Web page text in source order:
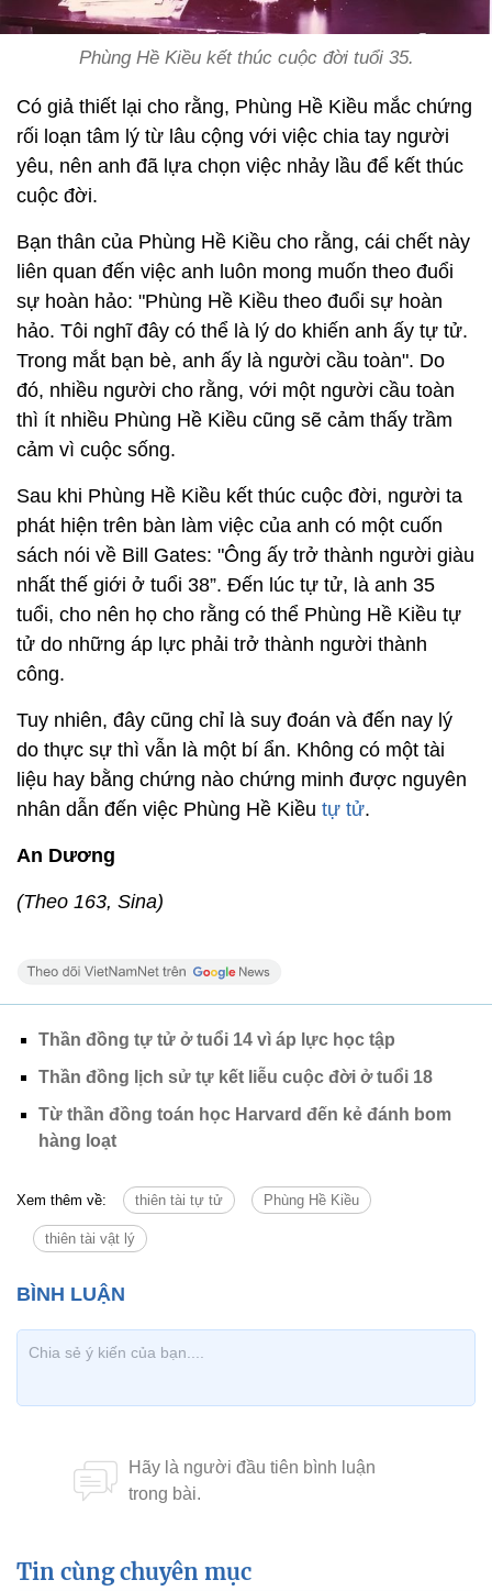
Phùng Hề Kiều kết thúc cuộc đời tuổi 35.
Có giả thiết lại cho rằng, Phùng Hề Kiều mắc chứng
rối loạn tâm lý từ lâu cộng với việc chia tay người
yêu, nên anh đã lựa chọn việc nhảy lầu để kết thúc
cuộc đời.
Bạn thân của Phùng Hề Kiều cho rằng, cái chết này
liên quan đến việc anh luôn mong muốn theo đuổi
sự hoàn hảo: "Phùng Hề Kiều theo đuổi sự hoàn
hảo. Tôi nghĩ đây có thể là lý do khiến anh ấy tự tử.
Trong mắt bạn bè, anh ấy là người cầu toàn". Do
đó, nhiều người cho rằng, với một người cầu toàn
thì ít nhiều Phùng Hề Kiều cũng sẽ cảm thấy trầm
cảm vì cuộc sống.
Sau khi Phùng Hề Kiều kết thúc cuộc đời, người ta
phát hiện trên bàn làm việc của anh có một cuốn
sách nói về Bill Gates: "Ông ấy trở thành người giàu
nhất thế giới ở tuổi 38”. Đến lúc tự tử, là anh 35
tuổi, cho nên họ cho rằng có thể Phùng Hề Kiều tự
tử do những áp lực phải trở thành người thành
công.
Tuy nhiên, đây cũng chỉ là suy đoán và đến nay lý
do thực sự thì vẫn là một bí ẩn. Không có một tài
liệu hay bằng chứng nào chứng minh được nguyên
nhân dẫn đến việc Phùng Hề Kiều tự tử.
An Dương
(Theo 163, Sina)
Thần đồng tự tử ở tuổi 14 vì áp lực học tập
Thần đồng lịch sử tự kết liễu cuộc đời ở tuổi 18
Từ thần đồng toán học Harvard đến kẻ đánh bom
hàng loạt
Xem thêm về: thiên tài tự tử Phùng Hề Kiều
thiên tài vật lý
Tin cùng chuyên mục